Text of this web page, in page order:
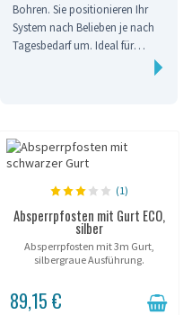
Bohren. Sie positionieren Ihr
System nach Belieben je nach
Tagesbedarf um. Ideal für
(1)
Absperrpfosten mit Gurt ECO,
silber
Absperrpfosten mit 3m Gurt,
silbergraue Ausführung.
89,15 €